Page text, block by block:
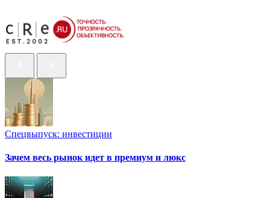
Спецвыпуск: инвестиции
Зачем весь рынок идет в премиум и люкс